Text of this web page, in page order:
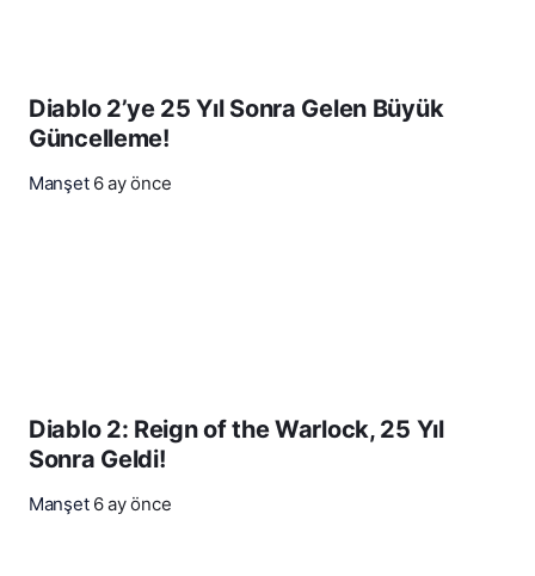
Diablo 2’ye 25 Yıl Sonra Gelen Büyük
Güncelleme!
Manşet 6 ay önce
Diablo 2: Reign of the Warlock, 25 Yıl
Sonra Geldi!
Manşet 6 ay önce